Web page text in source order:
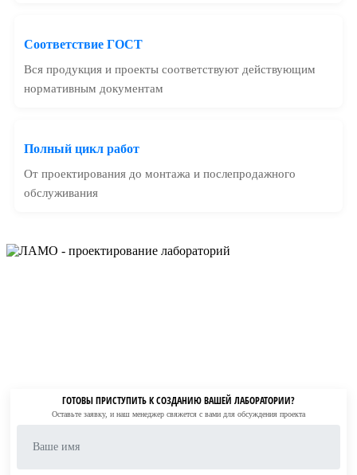
Соответствие ГОСТ
Вся продукция и проекты соответствуют действующим
нормативным документам
Полный цикл работ
От проектирования до монтажа и послепродажного
обслуживания
ГОТОВЫ ПРИСТУПИТЬ К СОЗДАНИЮ ВАШЕЙ ЛАБОРАТОРИИ?
Оставьте заявку, и наш менеджер свяжется с вами для обсуждения проекта